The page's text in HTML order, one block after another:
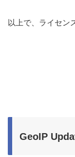
以上で、ライセン
GeoIP